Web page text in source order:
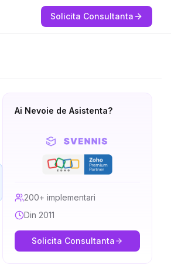
Solicita Consultanta
Ai Nevoie de Asistenta?
200+ implementari
Din 2011
Solicita Consultanta